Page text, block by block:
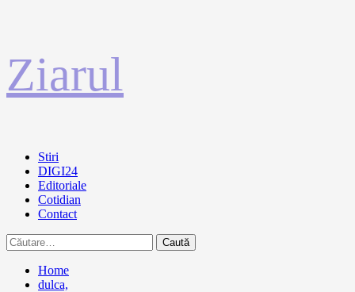
la
conținut
Ziarul
Primary
Menu
Stiri
DIGI24
Editoriale
Cotidian
Contact
Caută
după:
Home
dulca,